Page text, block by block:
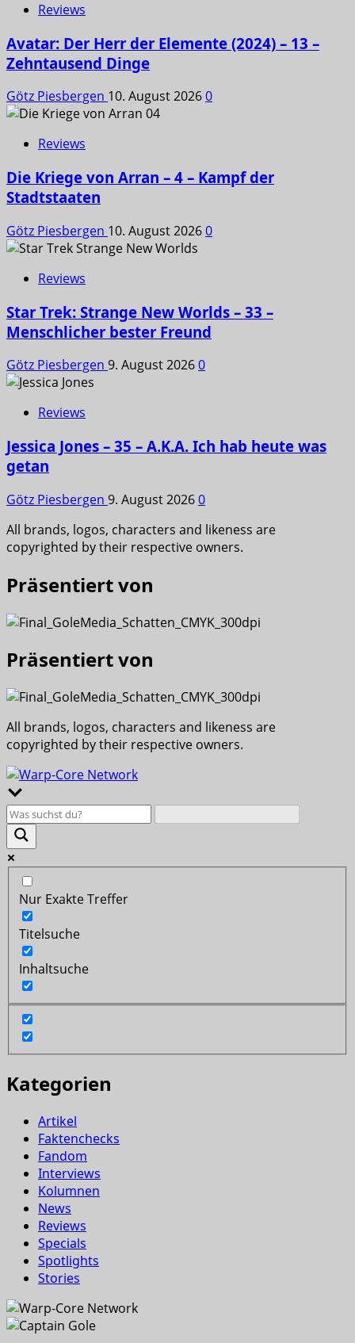
Reviews
Avatar: Der Herr der Elemente (2024) – 13 –
Zehntausend Dinge
Götz Piesbergen 10. August 20260
Reviews
Die Kriege von Arran – 4 – Kampf der
Stadtstaaten
Götz Piesbergen 10. August 20260
Reviews
Star Trek: Strange New Worlds – 33 –
Menschlicher bester Freund
Götz Piesbergen 9. August 20260
Reviews
Jessica Jones – 35 – A.K.A. Ich hab heute was
getan
Götz Piesbergen 9. August 20260
All brands, logos, characters and likeness are
copyrighted by their respective owners.
Präsentiert von
Präsentiert von
All brands, logos, characters and likeness are
copyrighted by their respective owners.
Nur Exakte Treffer
Titelsuche
Inhaltsuche
Kategorien
Artikel
Faktenchecks
Fandom
Interviews
Kolumnen
News
Reviews
Specials
Spotlights
Stories